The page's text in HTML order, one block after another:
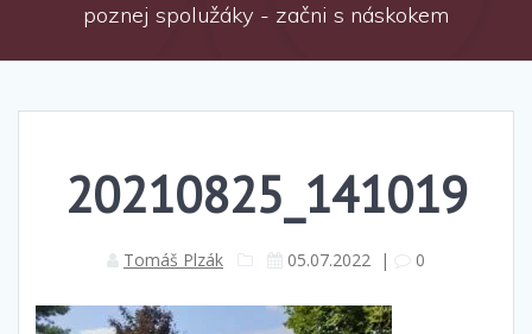
poznej spolužáky - začni s náskokem
20210825_141019
Tomáš Plzák 05.07.2022 | 0